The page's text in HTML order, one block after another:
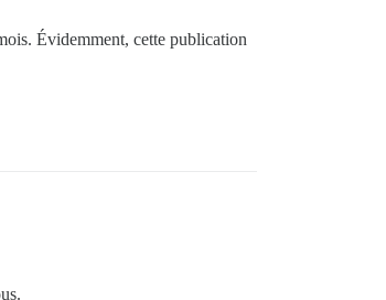
Évidemment, cette publication